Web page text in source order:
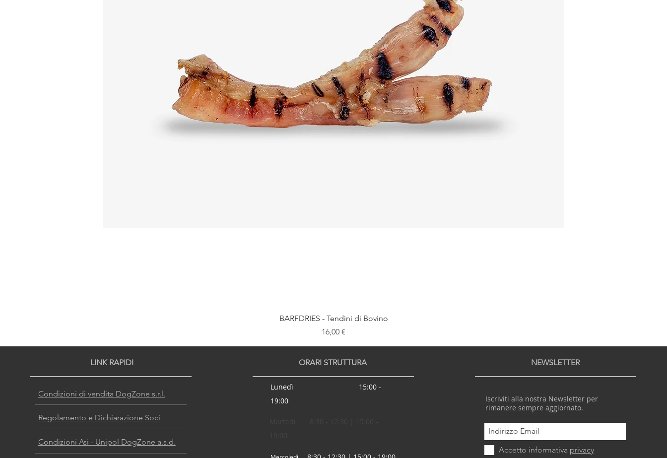
BARFDRIES - Tendini di Bovino
Prezzo
16,00 €
LINK RAPIDI
Condizioni di vendita DogZone s.r.l.
Regolamento e Dichiarazione Soci
Condizioni Asi - Unipol DogZone a.s.d.
ORARI STRUTTURA
Lunedì 15:00 -
19:00
NEWSLETTER
Iscriviti alla nostra Newsletter per
rimanere sempre aggiornato.
Accetto informativa privacy